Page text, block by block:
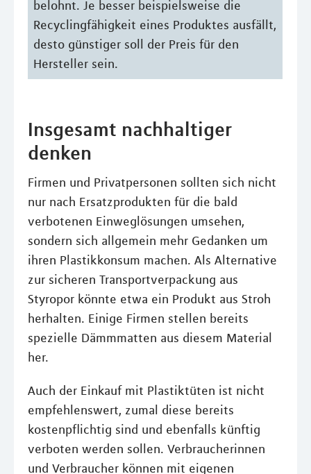
belohnt. Je besser beispielsweise die
Recyclingfähigkeit eines Produktes ausfällt,
desto günstiger soll der Preis für den
Hersteller sein.
Insgesamt nachhaltiger
denken
Firmen und Privatpersonen sollten sich nicht
nur nach Ersatzprodukten für die bald
verbotenen Einweglösungen umsehen,
sondern sich allgemein mehr Gedanken um
ihren Plastikkonsum machen. Als Alternative
zur sicheren Transportverpackung aus
Styropor könnte etwa ein Produkt aus Stroh
herhalten. Einige Firmen stellen bereits
spezielle Dämmmatten aus diesem Material
her.
Auch der Einkauf mit Plastiktüten ist nicht
empfehlenswert, zumal diese bereits
kostenpflichtig sind und ebenfalls künftig
verboten werden sollen. Verbraucherinnen
und Verbraucher können mit eigenen